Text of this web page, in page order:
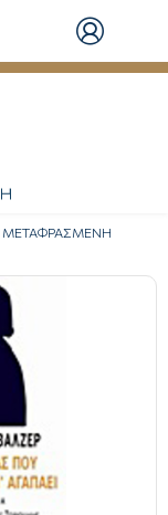
ΜΕΤΑΦΡΑΣΜΕΝΗ